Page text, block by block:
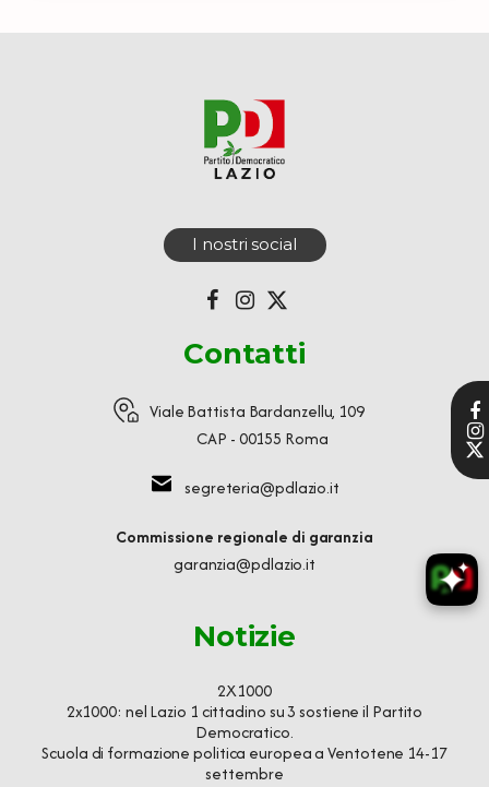
I nostri social
Contatti
Viale Battista Bardanzellu, 109
CAP - 00155 Roma
segreteria@pdlazio.it
Commissione regionale di garanzia
garanzia@pdlazio.it
Notizie
2X1000
2x1000: nel Lazio 1 cittadino su 3 sostiene il Partito
Democratico.
Scuola di formazione politica europea a Ventotene 14-17
settembre